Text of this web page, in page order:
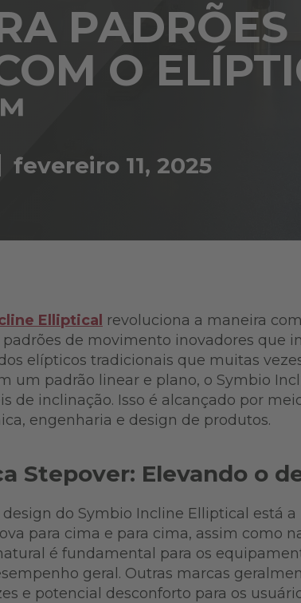
O
fevereiro 11, 2025
Elliptical revoluciona a maneira
de movimento inovadores que
elípticos tradicionais que muitas
um padrão linear e plano, o Symbio
de inclinação. Isso é alcançado por
engenharia e design de produtos.
Stepover: Elevando o
do Symbio Incline Elliptical está
para cima e para cima, assim como
é fundamental para os
geral. Outras marcas
e potencial desconforto para os